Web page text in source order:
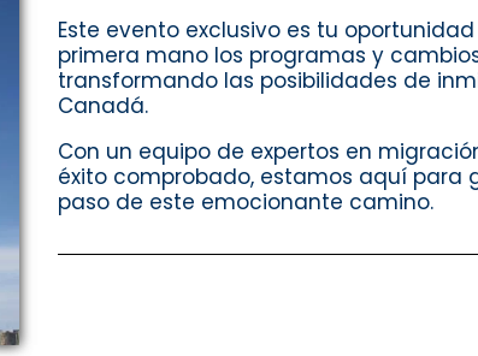
Este evento exclusivo es tu
primera mano los programas y
transformando las posibilidades de
Canadá.
Con un equipo de expertos en
éxito comprobado, estamos aquí para
paso de este emocionante camino.